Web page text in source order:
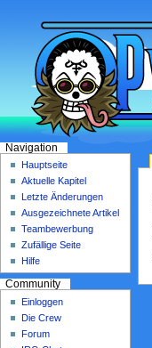
Navigation
Hauptseite
Aktuelle Kapitel
Letzte Änderungen
Ausgezeichnete Artikel
Teambewerbung
Zufällige Seite
Hilfe
Community
Einloggen
Die Crew
Forum